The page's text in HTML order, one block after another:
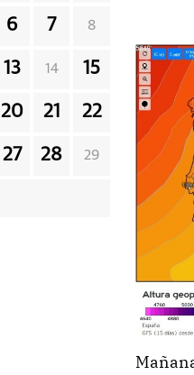
6 7 8
13 14 15
20 21 22
27 28 29